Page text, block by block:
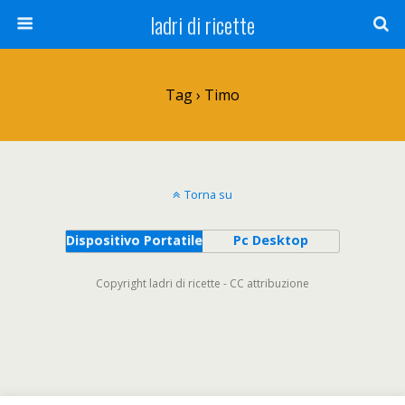
ladri di ricette
Tag › Timo
Torna su
Dispositivo Portatile Pc Desktop
Copyright ladri di ricette - CC attribuzione